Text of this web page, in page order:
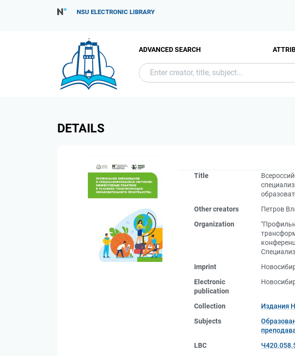
NSU ELECTRONIC LIBRARY
ADVANCED SEARCH
DETAILS
Title
Other creators
Петров
Organization
Imprint
Electronic
publication
Collection Издания
Subjects
LBC